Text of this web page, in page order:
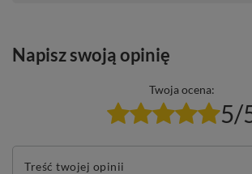
Napisz swoją opinię
Twoja ocena:
5/
Treść twojej opinii